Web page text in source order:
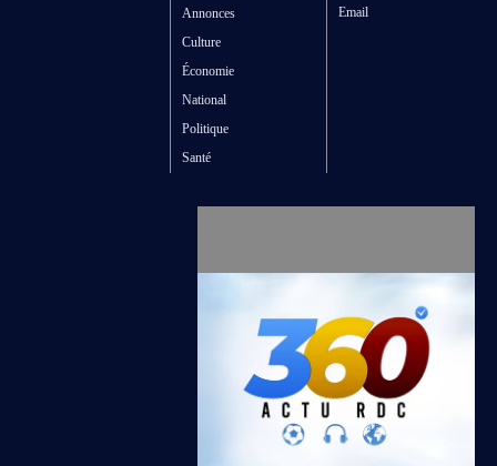
Annonces
Culture
Économie
National
Politique
Santé
Email